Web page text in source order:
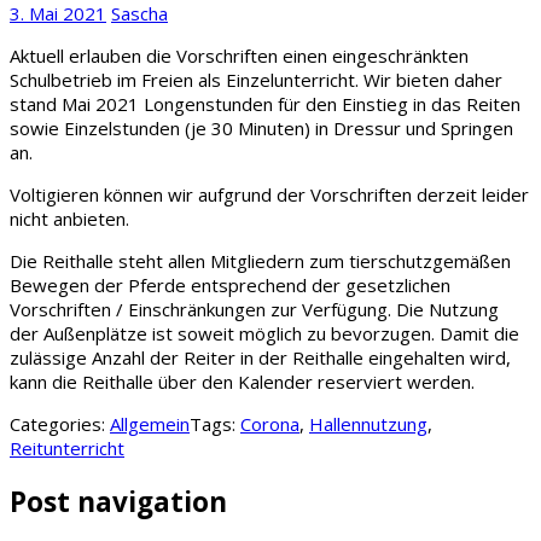
3. Mai 2021 Sascha
Aktuell erlauben die Vorschriften einen eingeschränkten
Schulbetrieb im Freien als Einzelunterricht. Wir bieten daher
stand Mai 2021 Longenstunden für den Einstieg in das Reiten
sowie Einzelstunden (je 30 Minuten) in Dressur und Springen
an.
Voltigieren können wir aufgrund der Vorschriften derzeit leider
nicht anbieten.
Die Reithalle steht allen Mitgliedern zum tierschutzgemäßen
Bewegen der Pferde entsprechend der gesetzlichen
Vorschriften / Einschränkungen zur Verfügung. Die Nutzung
der Außenplätze ist soweit möglich zu bevorzugen. Damit die
zulässige Anzahl der Reiter in der Reithalle eingehalten wird,
kann die Reithalle über den Kalender reserviert werden.
Categories: AllgemeinTags: Corona, Hallennutzung,
Reitunterricht
Post navigation